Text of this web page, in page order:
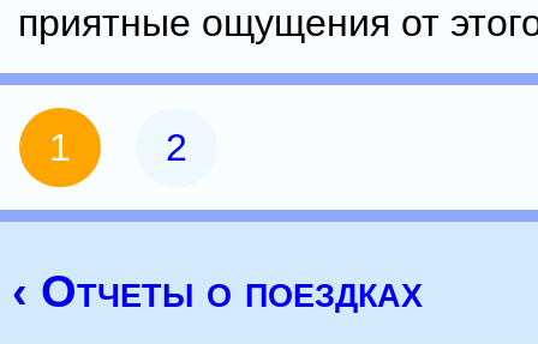
приятные ощущения от
1 2
‹ Отчеты о поездках